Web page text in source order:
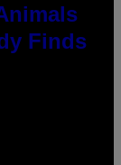
Finds